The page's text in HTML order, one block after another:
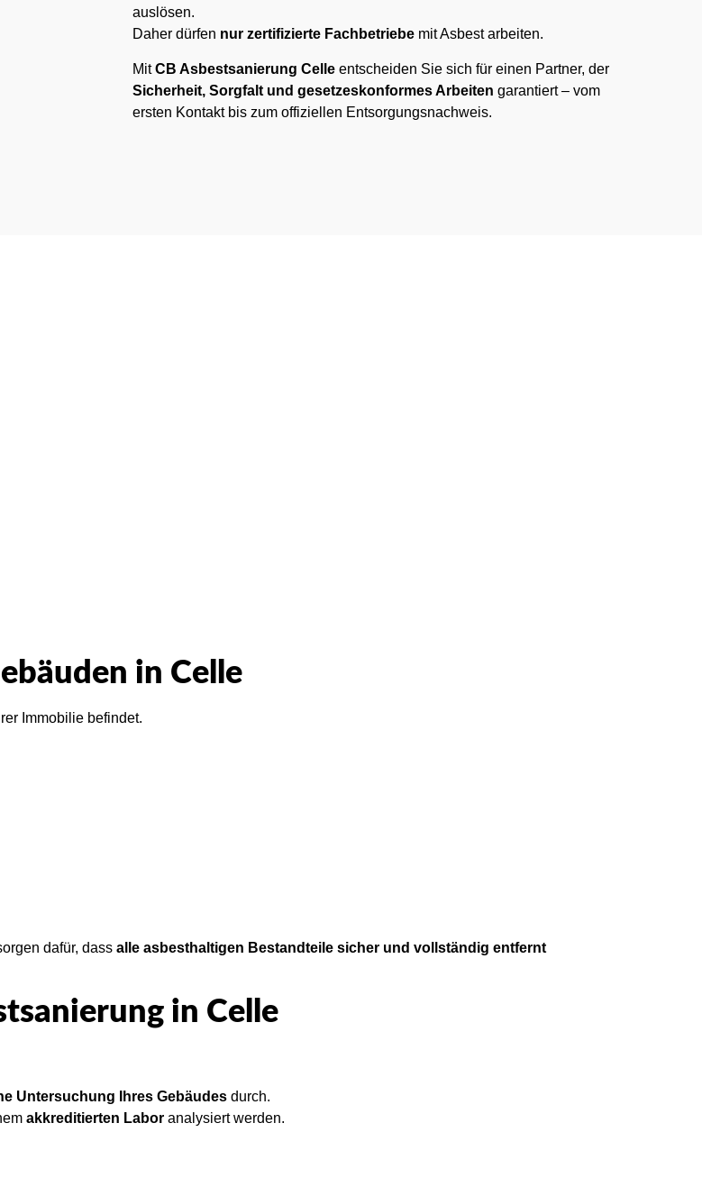
auslösen.
Daher dürfen nur zertifizierte Fachbetriebe mit Asbest arbeiten.
MitCB Asbestsanierung Celle entscheiden Sie sich für einen Partner, der
Sicherheit, Sorgfalt und gesetzeskonformes Arbeiten garantiert – vom
ersten Kontakt bis zum offiziellen Entsorgungsnachweis.
in Celle
Immobilie befindet.
dafür, dass alle asbesthaltigen Bestandteile sicher und vollständig entfernt
in Celle
Untersuchung Ihres Gebäudes durch.
akkreditierten Labor analysiert werden.